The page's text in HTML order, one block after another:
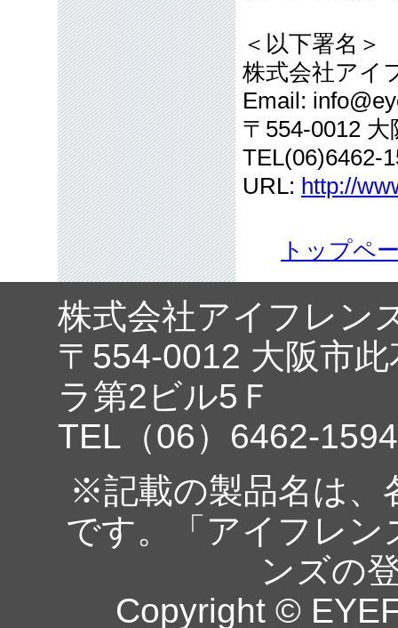
＜以下署名＞
株式会社アイ
Email:
〒554-0012
TEL(06)6462-
URL: http://
トップペ
株式会社アイフレン
〒554-0012 大阪市
ラ第2ビル5Ｆ
TEL（06）6462-
※記載の製品名は、
です。「アイフレ
ンズの
Copyright ©